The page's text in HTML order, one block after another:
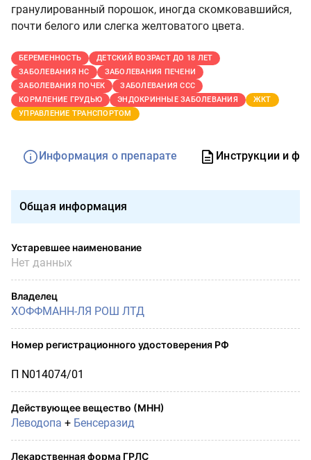
гранулированный порошок, иногда скомковавшийся,
почти белого или слегка желтоватого цвета.
БЕРЕМЕННОСТЬ
ДЕТСКИЙ ВОЗРАСТ ДО 18 ЛЕТ
ЗАБОЛЕВАНИЯ НС
ЗАБОЛЕВАНИЯ ПЕЧЕНИ
ЗАБОЛЕВАНИЯ ПОЧЕК
ЗАБОЛЕВАНИЯ ССС
КОРМЛЕНИЕ ГРУДЬЮ
ЭНДОКРИННЫЕ ЗАБОЛЕВАНИЯ
ЖКТ
УПРАВЛЕНИЕ ТРАНСПОРТОМ
Информация о препарате Инструкции и
Общая информация
Устаревшее наименование
Нет данных
Владелец
ХОФФМАНН-ЛЯ РОШ ЛТД
Номер регистрационного удостоверения РФ
П N014074/01
Действующее вещество (МНН)
Леводопа + Бенсеразид
Лекарственная форма ГРЛС